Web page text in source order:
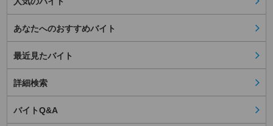
あなたへのおすすめバイト
最近見たバイト
詳細検索
バイトQ&A